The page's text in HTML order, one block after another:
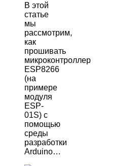
В этой
статье
мы
рассмотрим,
как
прошивать
микроконтроллер
ESP8266
(на
примере
модуля
ESP-
01S) с
помощью
среды
разработки
Arduino…